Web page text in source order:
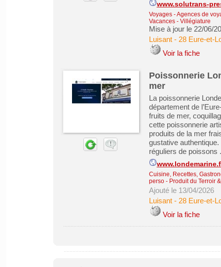
www.solutrans-
Voyages - Agences de
Vacances - Villégiature
Mise à jour le 22/06/
Luisant- 28 Eure-et-
Voir la fiche
Poissonnerie
mer
La poissonnerie
département de
fruits de mer,
cette poissonnerie
produits de la mer
gustative
réguliers de poissons
Cuisine, Recettes,
perso- Produit du Terroir
Ajouté le 13/04/2026
Luisant- 28 Eure-et-
Voir la fiche